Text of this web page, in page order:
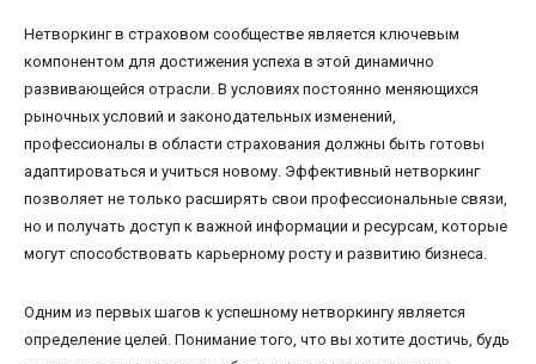
Нетворкинг в страховом сообществе является ключевым
компонентом для достижения успеха в этой динамично
развивающейся отрасли. В условиях постоянно меняющихся
рыночных условий и законодательных изменений,
профессионалы в области страхования должны быть готовы
адаптироваться и учиться новому. Эффективный нетворкинг
позволяет не только расширять свои профессиональные связи,
но и получать доступ к важной информации и ресурсам, которые
могут способствовать карьерному росту и развитию бизнеса.
Одним из первых шагов к успешному нетворкингу является
определение целей. Понимание того, что вы хотите достичь, будь